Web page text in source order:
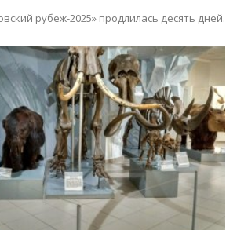
рубеж-2025» продлилась десять дней.